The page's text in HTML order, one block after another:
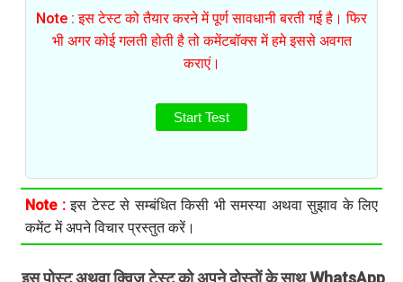
Note : इस टेस्ट को तैयार करने में पूर्ण सावधानी बरती गई है। फिर
भी अगर कोई गलती होती है तो कमेंटबॉक्स में हमे इससे अवगत
कराएं।
Start Test
Note :इस टेस्ट से सम्बंधित किसी भी समस्या अथवा सुझाव के लिए
कमेंट में अपने विचार प्रस्तुत करें।
इस पोस्ट अथवा क्विज़ टेस्ट को अपने दोस्तों के साथ WhatsApp